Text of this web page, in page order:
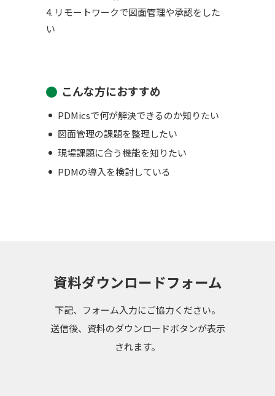
4. リモートワークで図面管理や承認をした
い
こんな方におすすめ
PDMicsで何が解決できるのか知りたい
図面管理の課題を整理したい
現場課題に合う機能を知りたい
PDMの導入を検討している
資料ダウンロードフォーム
下記、フォーム入力にご協力ください。
送信後、資料のダウンロードボタンが表示
されます。